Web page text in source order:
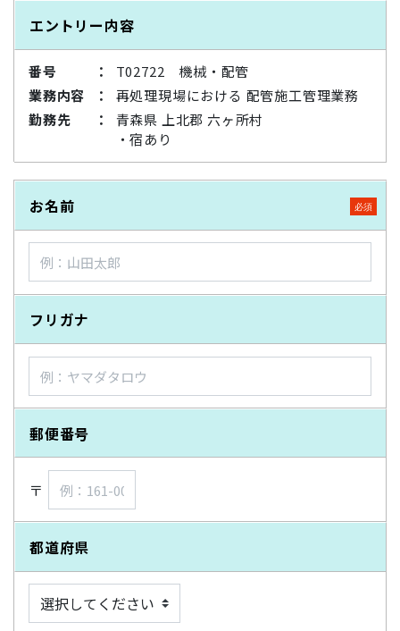
エントリー内容
番号
T02722 機械・配管
業務内容
再処理現場における 配管施工管理業務
勤務先
青森県 上北郡 六ヶ所村
・宿あり
お名前
フリガナ
郵便番号
〒
都道府県